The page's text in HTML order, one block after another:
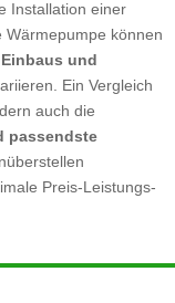
Installation einer
können
und
Ein Vergleich
auch die
passendste
Preis-Leistungs-